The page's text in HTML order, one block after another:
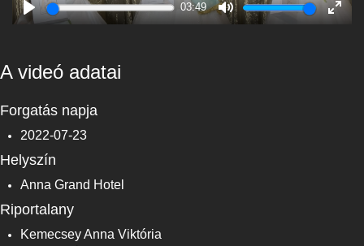
Play
03:49
Mute
Enter
A videó adatai
Forgatás napja
2022-07-23
Helyszín
Anna Grand Hotel
Riportalany
Kemecsey Anna Viktória